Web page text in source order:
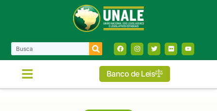
Banco de Leis